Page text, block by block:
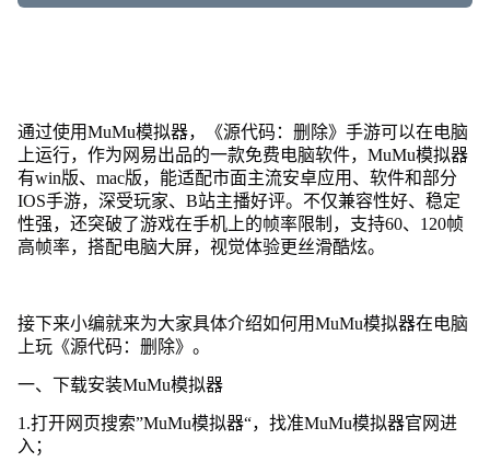
通过使用MuMu模拟器，《源代码：删除》手游可以在电脑
上运行，作为网易出品的一款免费电脑软件，MuMu模拟器
有win版、mac版，能适配市面主流安卓应用、软件和部分
IOS手游，深受玩家、B站主播好评。不仅兼容性好、稳定
性强，还突破了游戏在手机上的帧率限制，支持60、120帧
高帧率，搭配电脑大屏，视觉体验更丝滑酷炫。
接下来小编就来为大家具体介绍如何用MuMu模拟器在电脑
上玩《源代码：删除》。
一、下载安装MuMu模拟器
1.打开网页搜索”MuMu模拟器“，找准MuMu模拟器官网进
入；